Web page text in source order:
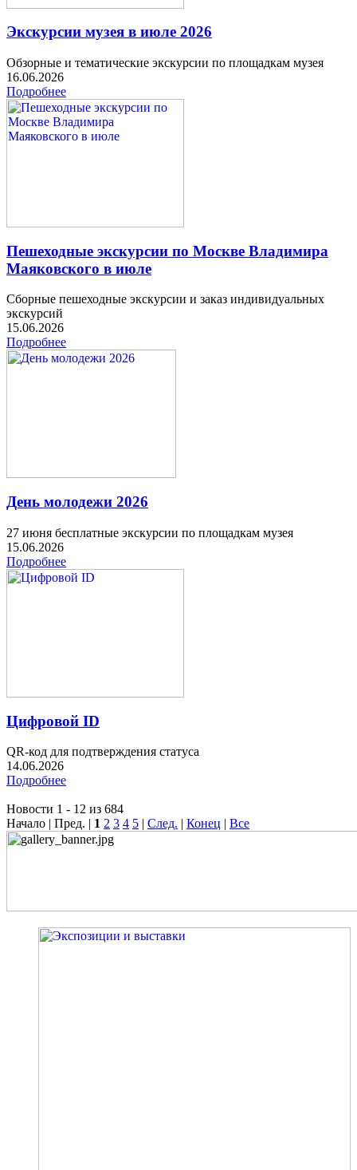
Экскурсии музея в июле 2026
Обзорные и тематические экскурсии по площадкам музея
16.06.2026
Подробнее
Пешеходные экскурсии по Москве Владимира
Маяковского в июле
Сборные пешеходные экскурсии и заказ индивидуальных
экскурсий
15.06.2026
Подробнее
День молодежи 2026
27 июня бесплатные экскурсии по площадкам музея
15.06.2026
Подробнее
Цифровой ID
QR-код для подтверждения статуса
14.06.2026
Подробнее
Новости 1 - 12 из 684
Начало | Пред. | 1 2 3 4 5 | След. | Конец | Все